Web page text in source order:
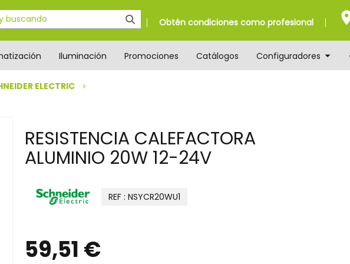
Obtén condiciones como profesional
Iluminación Promociones Catálogos Configuradores
ELECTRIC
RESISTENCIA CALEFACTORA
ALUMINIO 20W 12-24V
REF : NSYCR20WU1
59,51 €